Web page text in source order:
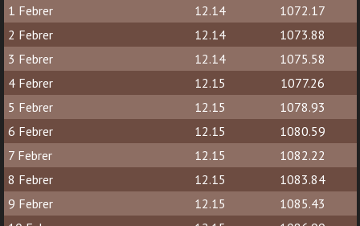
1 Febrer
12.14
1072.17
2 Febrer
12.14
1073.88
3 Febrer
12.14
1075.58
4 Febrer
12.15
1077.26
5 Febrer
12.15
1078.93
6 Febrer
12.15
1080.59
7 Febrer
12.15
1082.22
8 Febrer
12.15
1083.84
9 Febrer
12.15
1085.43